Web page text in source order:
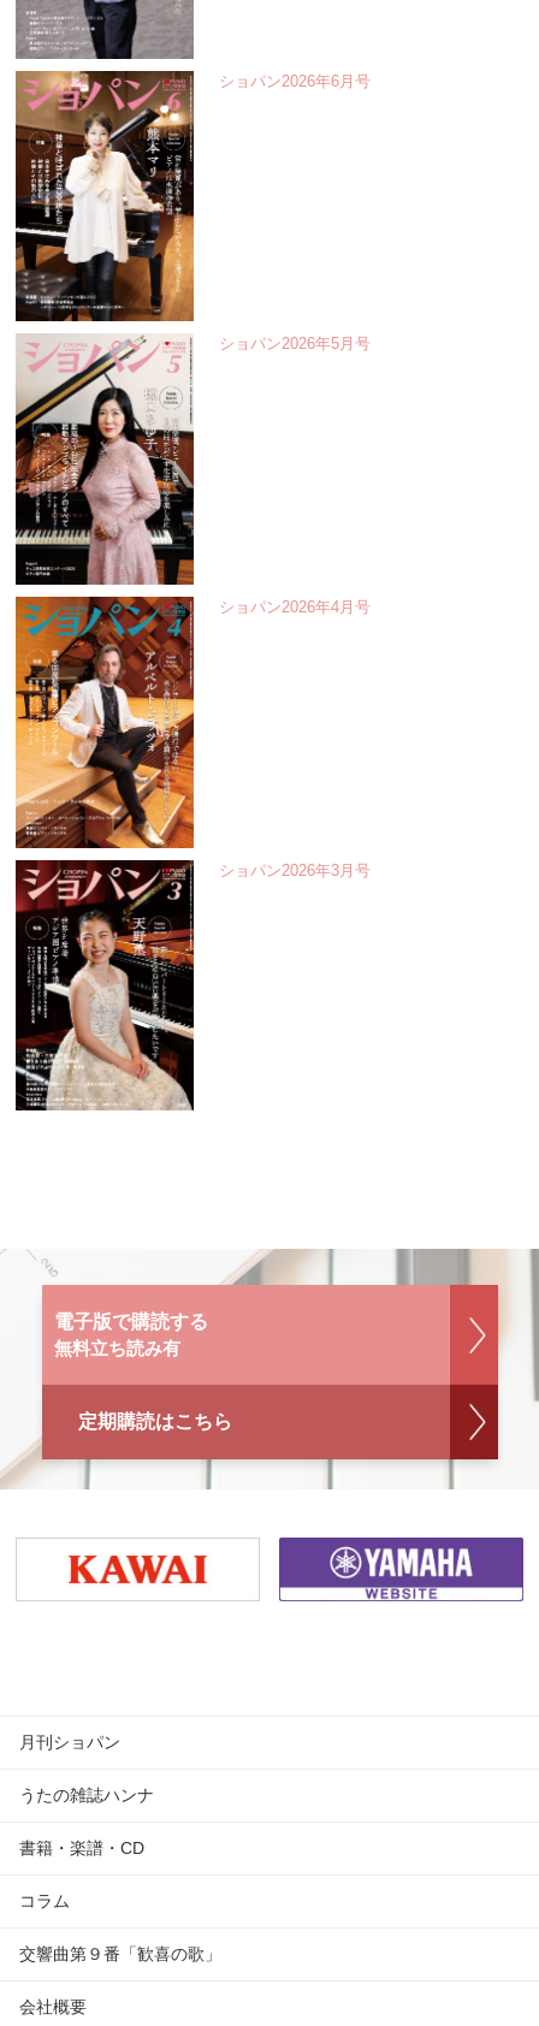
ショパン2026年6月号
ショパン2026年5月号
ショパン2026年4月号
ショパン2026年3月号
電子版で購読する
無料立ち読み有
定期購読はこちら
月刊ショパン
うたの雑誌ハンナ
書籍・楽譜・CD
コラム
交響曲第９番「歓喜の歌」
会社概要